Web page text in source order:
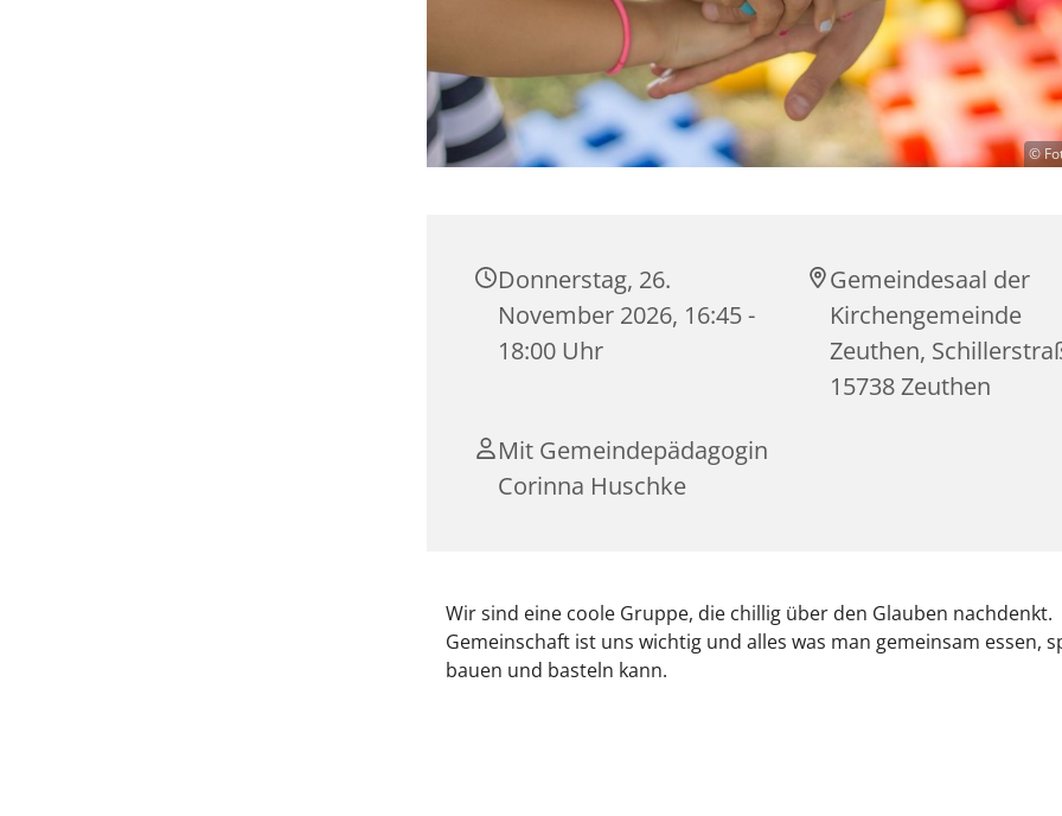
©
Donnerstag, 26.
November 2026, 16:45 -
18:00 Uhr
Gemeindesaal der
Kirchengemeinde
Zeuthen,
15738 Zeuthen
Mit Gemeindepädagogin
Corinna Huschke
Wir sind eine coole Gruppe, die chillig über den Glauben nachdenkt.
Gemeinschaft ist uns wichtig und alles was man gemeinsam essen,
bauen und basteln kann.